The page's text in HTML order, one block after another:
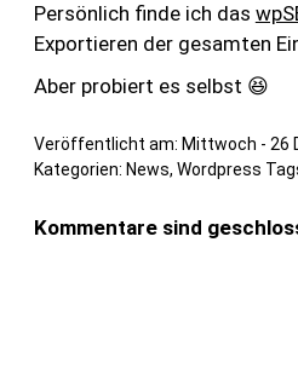
Persönlich finde ich das
Exportieren der gesamten
Aber probiert es selbst 😆
Veröffentlicht am: Mittwoch - 26
Kategorien: News, Wordpress
Kommentare sind